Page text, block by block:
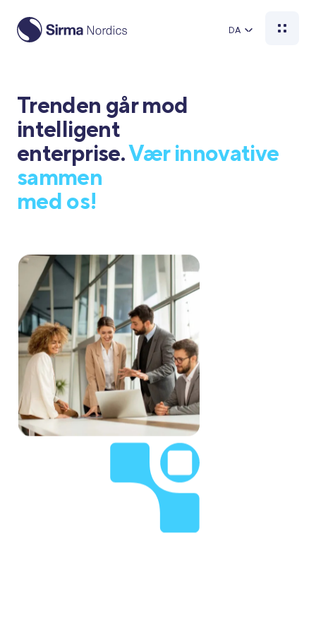
DA
Trenden går mod
intelligent
enterprise.Vær innovative
sammen
med os!